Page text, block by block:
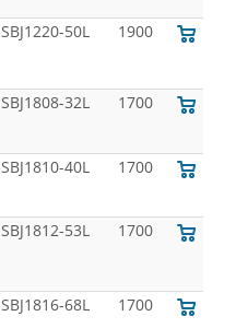
SBJ1220-50L 1900
SBJ1808-32L 1700
SBJ1810-40L 1700
SBJ1812-53L 1700
SBJ1816-68L 1700